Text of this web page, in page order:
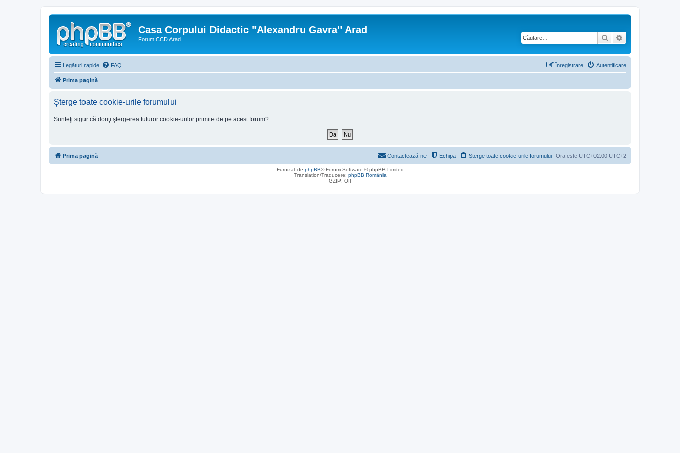
Casa Corpului Didactic "Alexandru Gavra" Arad
Forum CCD Arad Căutare
Legături rapide FAQ Autentificare
Înregistrare
Prima pagină
Şterge toate cookie-urile forumului
Sunteţi sigur că doriţi ştergerea tuturor cookie-urilor primite de pe acest forum?
Prima pagină Ora este UTC+02:00 UTC+2
Şterge toate cookie-urile forumului
Echipa
Contactează-ne
Furnizat de phpBB® Forum Software © phpBB Limited
Translation/Traducere: phpBB România
GZIP: Off